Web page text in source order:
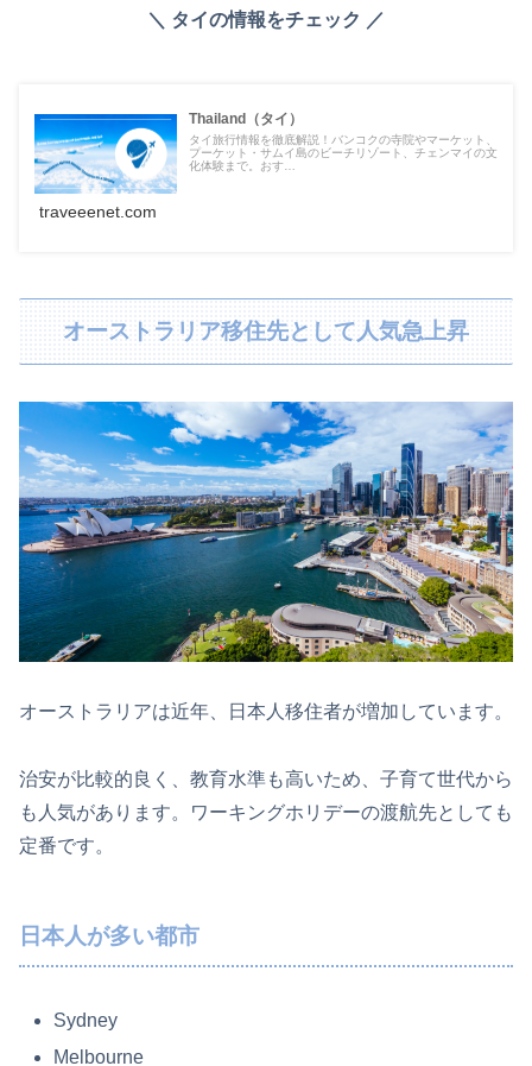
＼ タイの情報をチェック ／
Thailand（タイ）
タイ旅行情報を徹底解説！バンコクの寺院やマーケット、
プーケット・サムイ島のビーチリゾート、チェンマイの文
化体験まで。おす…
traveeenet.com
オーストラリア移住先として人気急上昇
オーストラリアは近年、日本人移住者が増加しています。
治安が比較的良く、教育水準も高いため、子育て世代から
も人気があります。ワーキングホリデーの渡航先としても
定番です。
日本人が多い都市
Sydney
Melbourne